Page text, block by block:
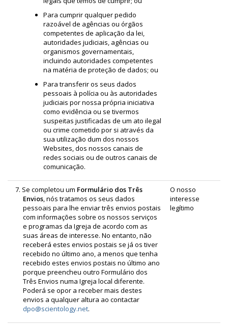
Para cumprir qualquer pedido
razoável de agências ou órgãos
competentes de aplicação da lei,
autoridades judiciais, agências ou
organismos governamentais,
incluindo autoridades competentes
na matéria de proteção de dados; ou
Para transferir os seus dados
pessoais à polícia ou às autoridades
judiciais por nossa própria iniciativa
como evidência ou se tivermos
suspeitas justificadas de um ato ilegal
ou crime cometido por si através da
sua utilização dum dos nossos
Websites, dos nossos canais de
redes sociais ou de outros canais de
comunicação.
7. Se completou um Formulário dos Três
Envios, nós tratamos os seus dados
pessoais para lhe enviar três envios postais
com informações sobre os nossos serviços
e programas da Igreja de acordo com as
suas áreas de interesse. No entanto, não
receberá estes envios postais se já os tiver
recebido no último ano, a menos que tenha
recebido estes envios postais no último ano
porque preencheu outro Formulário dos
Três Envios numa Igreja local diferente.
Poderá se opor a receber mais destes
envios a qualquer altura ao contactar
dpo@scientology.net.
O nosso
interesse
legítimo